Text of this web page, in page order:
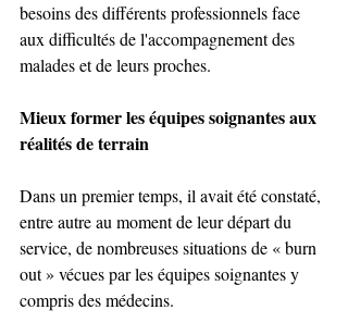
besoins des différents professionnels face
aux difficultés de l'accompagnement des
malades et de leurs proches.
Mieux former les équipes soignantes aux
réalités de terrain
Dans un premier temps, il avait été constaté,
entre autre au moment de leur départ du
service, de nombreuses situations de « burn
out » vécues par les équipes soignantes y
compris des médecins.